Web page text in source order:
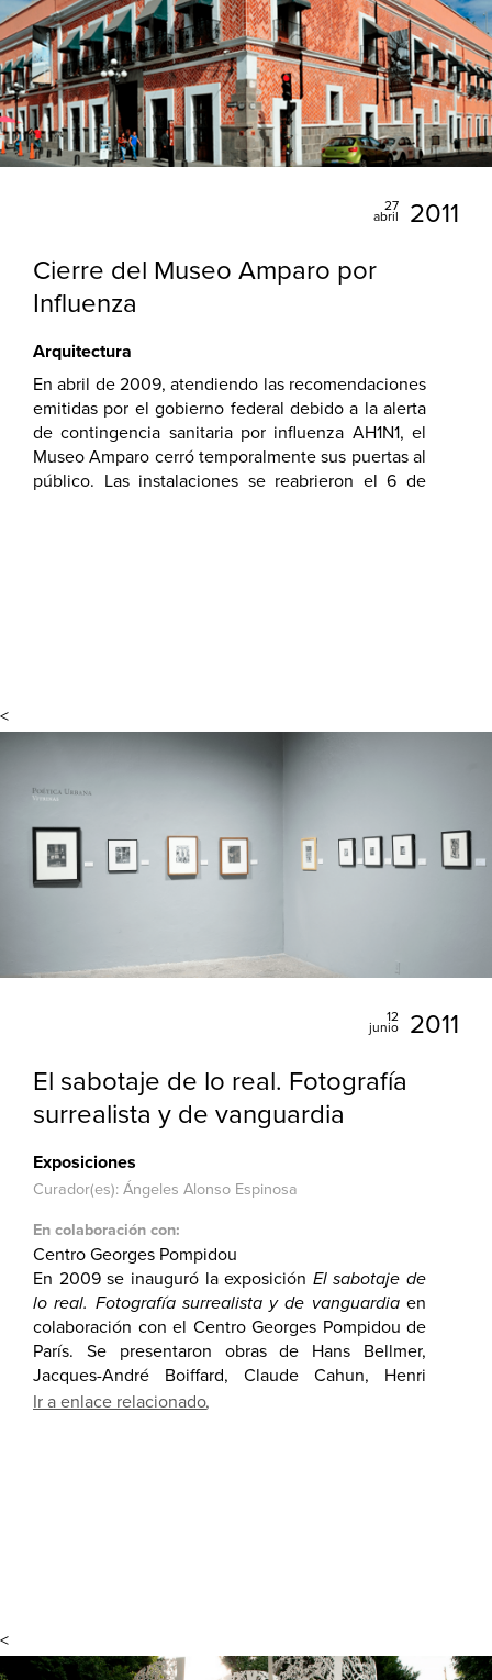
27
abril
2011
Cierre del Museo Amparo por
Influenza
Arquitectura
En abril de 2009, atendiendo las recomendaciones
emitidas por el gobierno federal debido a la alerta
de contingencia sanitaria por influenza AH1N1, el
Museo Amparo cerró temporalmente sus puertas al
público. Las instalaciones se reabrieron el 6 de
<
12
junio
2011
El sabotaje de lo real. Fotografía
surrealista y de vanguardia
Exposiciones
Curador(es): Ángeles Alonso Espinosa
En colaboración con:
Centro Georges Pompidou
En 2009 se inauguró la exposición El sabotaje de
lo real. Fotografía surrealista y de vanguardia en
colaboración con el Centro Georges Pompidou de
París. Se presentaron obras de Hans Bellmer,
Jacques-André Boiffard, Claude Cahun, Henri
Cartier-Bresson y Dora Maar; así como de Manuel
Ir a enlace relacionado
<